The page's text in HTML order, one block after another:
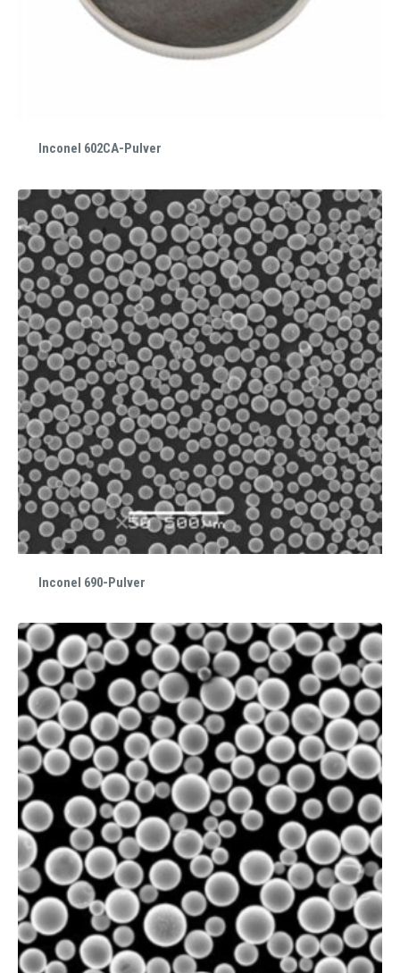
Inconel 602CA-Pulver
Inconel 690-Pulver